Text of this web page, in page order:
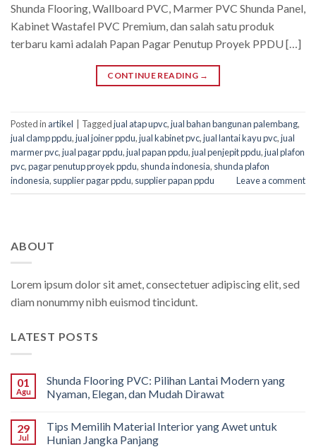
Shunda Flooring, Wallboard PVC, Marmer PVC Shunda Panel,
Kabinet Wastafel PVC Premium, dan salah satu produk
terbaru kami adalah Papan Pagar Penutup Proyek PPDU […]
CONTINUE READING →
Posted in artikel Taggedjual atap upvc,jual bahan bangunan palembang,
jual clamp ppdu,jual joiner ppdu,jual kabinet pvc,jual lantai kayu pvc,jual
marmer pvc,jual pagar ppdu,jual papan ppdu,jual penjepit ppdu,jual plafon
pvc,pagar penutup proyek ppdu, shunda indonesia, shunda plafon
indonesia, supplier pagar ppdu, supplier papan ppdu Leave a comment
ABOUT
Lorem ipsum dolor sit amet, consectetuer adipiscing elit, sed
diam nonummy nibh euismod tincidunt.
LATEST POSTS
01
Agu
Shunda Flooring PVC: Pilihan Lantai Modern yang
Nyaman, Elegan, dan Mudah Dirawat
29
Jul
Tips Memilih Material Interior yang Awet untuk
Hunian Jangka Panjang